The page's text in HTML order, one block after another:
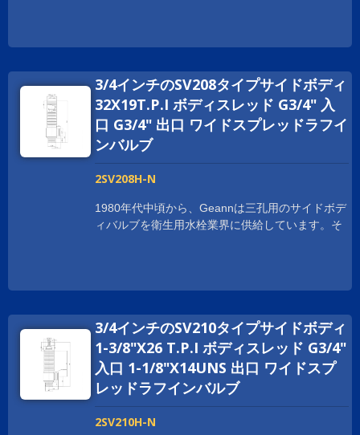
61/9、CUPC、WRAS、ACS、KTW-DVGW、
を取得しています。また、お客様に製品責任保険
の補償も提供しています。 Geann サイドボディ
バルブは、Geann の高品質セラミックディスクカ
ートリッジで完成されています。コンポーネント
は最高品質の真鍮棒を使用して加工されていま
す。収率は99.997%以上です。標準プログラムに
加えて、お客様専用のカートリッジも適用可能で
す。 Geannは、一体鍛造のサイドボディや接続
ポイントを減らし、シール性能を向上させるな
ど、さまざまなスタイルのサイドボディバルブの
3/4インチのSV208タイプサイドボディ
32X19T.P.I ボディスレッド G3/4" 入
口 G3/4" 出口 ワイドスプレッドラフイ
ンバルブ
2SV208H-N
1980年代中頃から、Geannは三孔用のサイドボデ
ィバルブを衛生用水栓業界に供給しています。そ
61/9、CUPC、WRAS、ACS、KTW-DVGW、
を取得しています。また、お客様に製品責任保険
の補償も提供しています。 Geann サイドボディ
バルブは、Geann の高品質セラミックディスクカ
ートリッジで完成されています。コンポーネント
は最高品質の真鍮棒を使用して加工されていま
す。収率は99.997%以上です。標準プログラムに
加えて、お客様専用のカートリッジも適用可能で
3/4インチのSV210タイプサイドボディ
1-3/8"X26 T.P.I ボディスレッド G3/4"
入口 1-1/8"X14UNS 出口 ワイドスプ
レッドラフインバルブ
2SV210H-N